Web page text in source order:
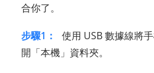
合你了。
步驟1：
使用 USB 數據線將
開「本機」資料夾。